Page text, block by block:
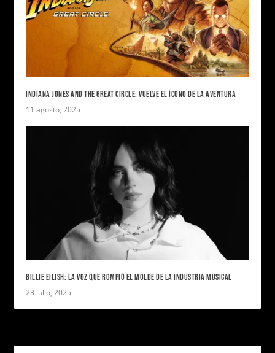
INDIANA JONES AND THE GREAT CIRCLE: VUELVE EL ÍCONO DE LA AVENTURA
11 agosto, 2025
BILLIE EILISH: LA VOZ QUE ROMPIÓ EL MOLDE DE LA INDUSTRIA MUSICAL
23 julio, 2025